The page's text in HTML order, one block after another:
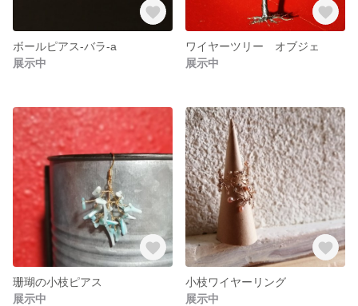
ボールピアス-バラ-a
展示中
ワイヤーツリー オブジェ
展示中
珊瑚の小枝ピアス
展示中
小枝ワイヤーリング
展示中